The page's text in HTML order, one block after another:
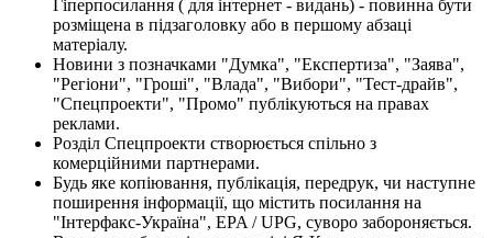
Гіперпосилання ( для інтернет - видань) - повинна бути
розміщена в підзаголовку або в першому абзаці
матеріалу.
Новини з позначками "Думка", "Експертиза", "Заява",
"Регіони", "Гроші", "Влада", "Вибори", "Тест-драйв",
"Спецпроекти", "Промо" публікуються на правах
реклами.
Розділ Спецпроекти створюється спільно з
комерційними партнерами.
Будь яке копіювання, публікація, передрук, чи наступне
поширення інформації, що містить посилання на
"Інтерфакс-Україна", EPA / UPG, суворо забороняється.